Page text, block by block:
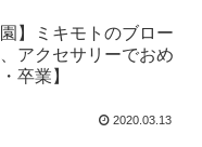
園】ミキモトのブロー
アクセサリーでおめ
卒業】
2020.03.13